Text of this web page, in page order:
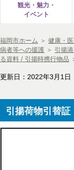
観光・魅力・
イベント
福岡市ホーム ＞ 健康・
病者等への援護 ＞ 引揚
る資料 / 引揚時携行物品
更新日：2022年3月1日
引揚荷物引替証